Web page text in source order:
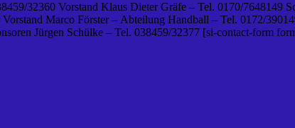
32360 Vorstand Klaus Dieter Gräfe – Tel. 0170/7648149
Marco Förster – Abteilung Handball – Tel. 0172/
Jürgen Schülke – Tel. 038459/32377 [si-contact-form